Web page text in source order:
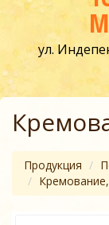
ул.
Продукция